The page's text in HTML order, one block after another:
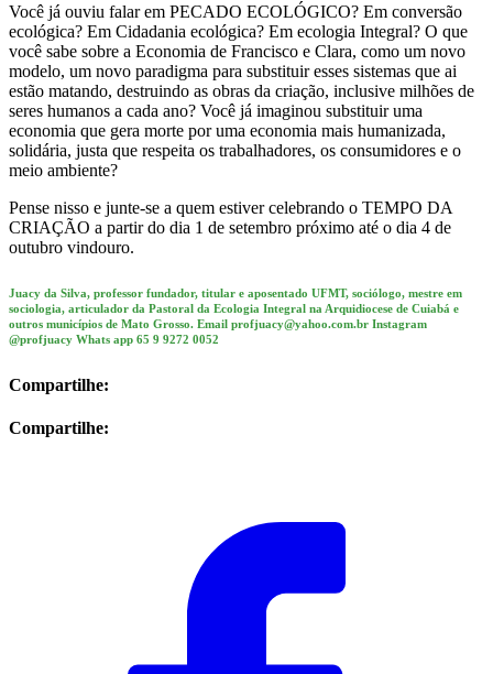
Você já ouviu falar em PECADO ECOLÓGICO? Em conversão
ecológica? Em Cidadania ecológica? Em ecologia Integral? O que
você sabe sobre a Economia de Francisco e Clara, como um novo
modelo, um novo paradigma para substituir esses sistemas que ai
estão matando, destruindo as obras da criação, inclusive milhões de
seres humanos a cada ano? Você já imaginou substituir uma
economia que gera morte por uma economia mais humanizada,
solidária, justa que respeita os trabalhadores, os consumidores e o
meio ambiente?
Pense nisso e junte-se a quem estiver celebrando o TEMPO DA
CRIAÇÃO a partir do dia 1 de setembro próximo até o dia 4 de
outubro vindouro.
Juacy da Silva, professor fundador, titular e aposentado UFMT, sociólogo, mestre em
sociologia, articulador da Pastoral da Ecologia Integral na Arquidiocese de Cuiabá e
outros municípios de Mato Grosso. Email profjuacy@yahoo.com.br Instagram
@profjuacy Whats app 65 9 9272 0052
Compartilhe:
Compartilhe: